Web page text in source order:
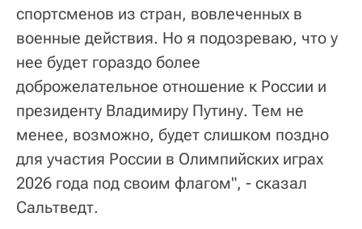
спортсменов из стран, вовлеченных в
военные действия. Но я подозреваю, что у
нее будет гораздо более
доброжелательное отношение к России и
президенту Владимиру Путину. Тем не
менее, возможно, будет слишком поздно
для участия России в Олимпийских играх
2026 года под своим флагом", - сказал
Сальтведт.